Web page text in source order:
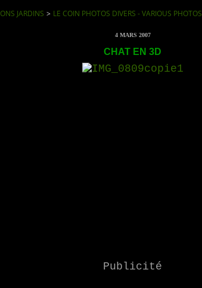
JARDINS > LE COIN PHOTOS DIVERS - VARIOUS PHOTOS
4 MARS 2007
CHAT EN 3D
Publicité